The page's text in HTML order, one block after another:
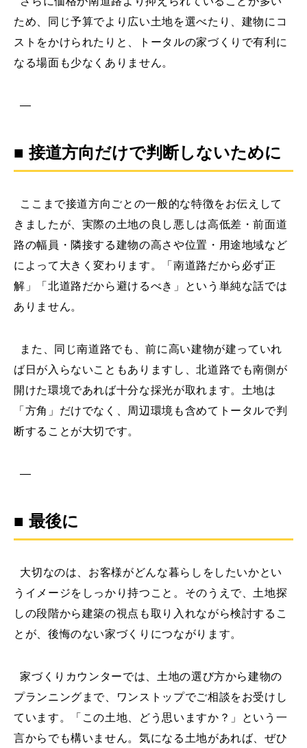
ため、同じ予算でより広い土地を選べたり、建物にコ
ストをかけられたりと、トータルの家づくりで有利に
なる場面も少なくありません。
—
■ 接道方向だけで判断しないために
ここまで接道方向ごとの一般的な特徴をお伝えして
きましたが、実際の土地の良し悪しは高低差・前面道
路の幅員・隣接する建物の高さや位置・用途地域など
によって大きく変わります。「南道路だから必ず正
解」「北道路だから避けるべき」という単純な話では
ありません。
また、同じ南道路でも、前に高い建物が建っていれ
ば日が入らないこともありますし、北道路でも南側が
開けた環境であれば十分な採光が取れます。土地は
「方角」だけでなく、周辺環境も含めてトータルで判
断することが大切です。
—
■ 最後に
大切なのは、お客様がどんな暮らしをしたいかとい
うイメージをしっかり持つこと。そのうえで、土地探
しの段階から建築の視点も取り入れながら検討するこ
とが、後悔のない家づくりにつながります。
家づくりカウンターでは、土地の選び方から建物の
プランニングまで、ワンストップでご相談をお受けし
ています。「この土地、どう思いますか？」という一
言からでも構いません。気になる土地があれば、ぜひ